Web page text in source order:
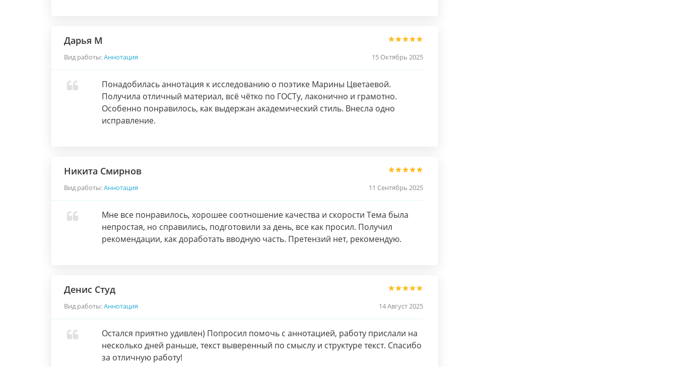
Дарья М
Вид работы:Аннотация 15 Октябрь 2025
Понадобилась аннотация к исследованию о поэтике Марины Цветаевой.
Получила отличный материал, всё чётко по ГОСТу, лаконично и грамотно.
Особенно понравилось, как выдержан академический стиль. Внесла одно
исправление.
Никита Смирнов
Вид работы:Аннотация 11 Сентябрь 2025
Мне все понравилось, хорошее соотношение качества и скорости Тема была
непростая, но справились, подготовили за день, все как просил. Получил
рекомендации, как доработать вводную часть. Претензий нет, рекомендую.
Денис Студ
Вид работы:Аннотация 14 Август 2025
Остался приятно удивлен) Попросил помочь с аннотацией, работу прислали на
несколько дней раньше, текст выверенный по смыслу и структуре текст. Спасибо
за отличную работу!